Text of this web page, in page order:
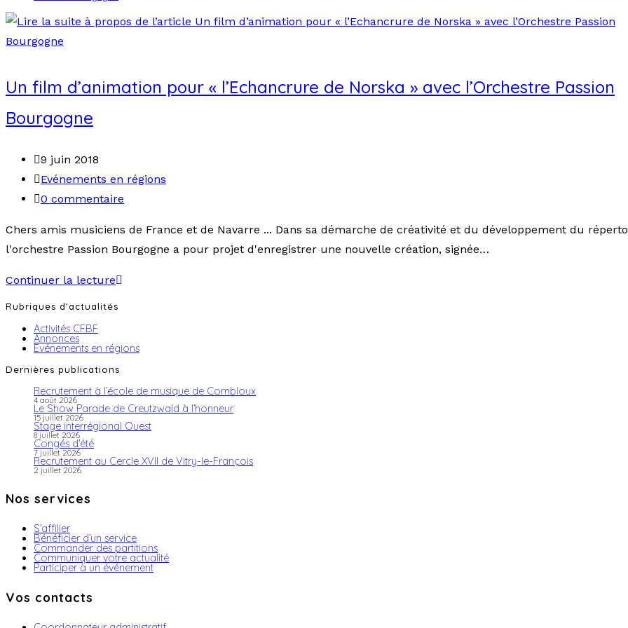
Un film d’animation pour « l’Echancrure de Norska » avec l’Orchestre Passion
Bourgogne
9 juin 2018
Evénements en régions
0 commentaire
Chers amis musiciens de France et de Navarre ... Dans sa démarche de créativité et du développement du
l'orchestre Passion Bourgogne a pour projet d'enregistrer une nouvelle création, signée…
Continuer la lecture
Rubriques d'actualités
Activités CFBF
Annonces
Evénements en régions
Dernières publications
Recrutement à l’école de musique de Combloux
4 août 2026
Le Show Parade de Creutzwald à l’honneur
15 juillet 2026
Stage interrégional Ouest
8 juillet 2026
Congés d’été
7 juillet 2026
Recrutement au Cercle XVII de Vitry-le-François
2 juillet 2026
Nos services
S’affilier
Bénéficier d’un service
Commander des partitions
Communiquer votre actualité
Participer à un événement
Vos contacts